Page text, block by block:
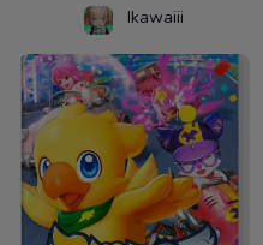
Ikawaiii